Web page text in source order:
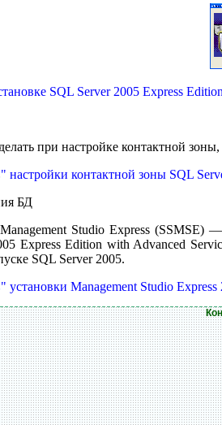
SQL Server 2005 Express Edition
при настройке контактной
контактной зоны SQL
БД
Studio Express (SSMSE)
Express Edition with Advanced
SQL Server 2005.
Management Studio Express